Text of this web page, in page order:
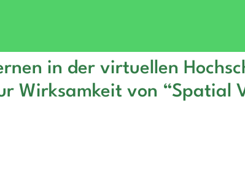
in der virtuellen
Wirksamkeit von “Spatial